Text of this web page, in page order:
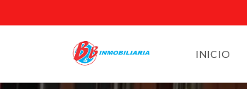
INICIO